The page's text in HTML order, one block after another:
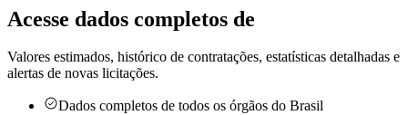
Acesse dados completos de
Valores estimados, histórico de contratações, estatísticas detalhadas e
alertas de novas licitações.
Dados completos de todos os órgãos do Brasil